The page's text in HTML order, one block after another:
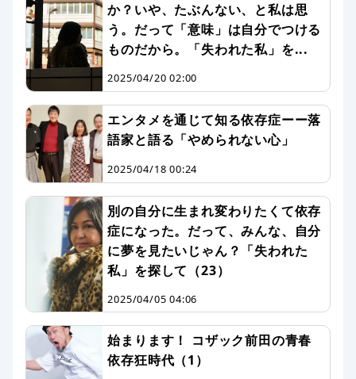
か？いや、たぶんない、と私は思
う。だって「意味」は自分でつける
ものだから。「失われた私」を...
2025/04/20 02:00
エンタメを通じて知る依存症ーー落
語家と語る「やめられない心」
2025/04/18 00:24
別の自分に生まれ変わりたくて依存
症になった。だって、みんな、自分
に夢を見たいじゃん？「失われた
私」を探して（23）
2025/04/05 04:06
始まります！ コザック前田の青春
依存狂時代（1）